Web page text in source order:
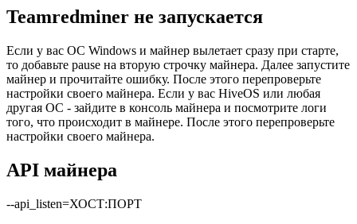
Teamredminer не запускается
Если у вас ОС Windows и майнер вылетает сразу при старте,
то добавьте pause на вторую строчку майнера. Далее запустите
майнер и прочитайте ошибку. После этого перепроверьте
настройки своего майнера. Если у вас HiveOS или любая
другая ОС - зайдите в консоль майнера и посмотрите логи
того, что происходит в майнере. После этого перепроверьте
настройки своего майнера.
API майнера
--api_listen=ХОСТ:ПОРТ